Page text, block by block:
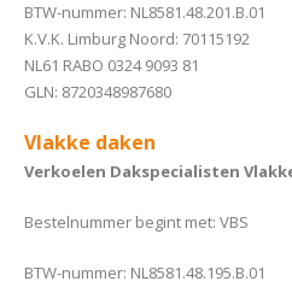
BTW-nummer: NL8581.48.201.B.01
K.V.K. Limburg Noord: 70115192
NL61 RABO 0324 9093 81
GLN: 8720348987680
Vlakke daken
Verkoelen Dakspecialisten
Bestelnummer begint met: VBS
BTW-nummer: NL8581.48.195.B.01